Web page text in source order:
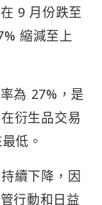
9 月份跌至
縮減至上
為 27%，是
衍生品交易
低。
續下降，因
行動和日益